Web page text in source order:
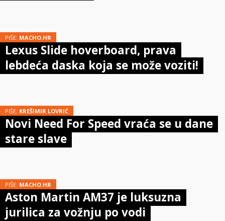
PIŠE: MACHO.HR
Lexus Slide hoverboard, prava
lebdeća daska koja se može voziti!
PIŠE: KREŠIMIR LOVRIĆ
Novi Need For Speed vraća se u dane
stare slave
PIŠE: MACHO.HR
Aston Martin AM37 je luksuzna
jurilica za vožnju po vodi